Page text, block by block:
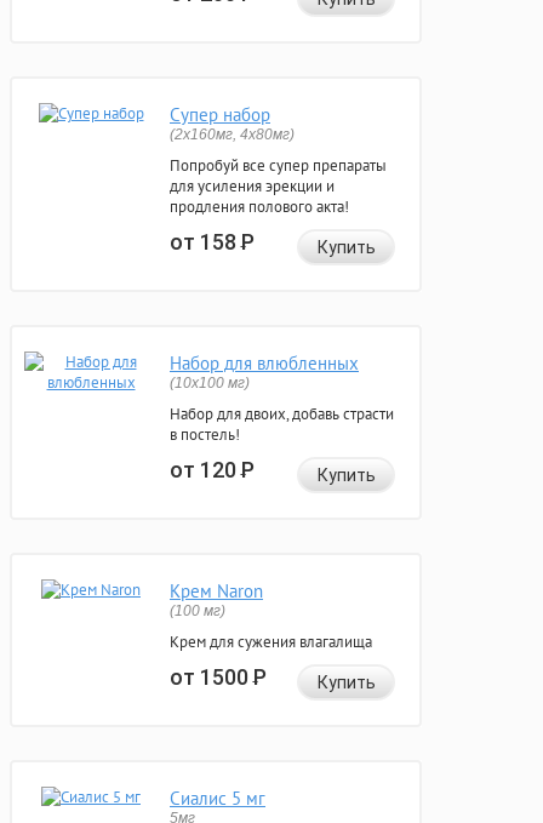
Супер набор
(2х160мг, 4х80мг)
Попробуй все супер препараты
для усиления эрекции и
продления полового акта!
от 158Р Купить
Набор для влюбленных
(10х100 мг)
Набор для двоих, добавь страсти
в постель!
от 120Р Купить
Крем Naron
(100 мг)
Крем для сужения влагалища
от 1500Р Купить
Сиалис 5 мг
5мг